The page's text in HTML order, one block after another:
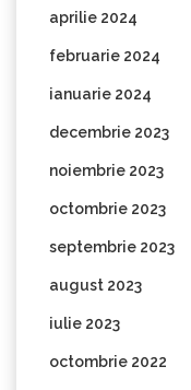
aprilie 2024
februarie 2024
ianuarie 2024
decembrie 2023
noiembrie 2023
octombrie 2023
septembrie 2023
august 2023
iulie 2023
octombrie 2022